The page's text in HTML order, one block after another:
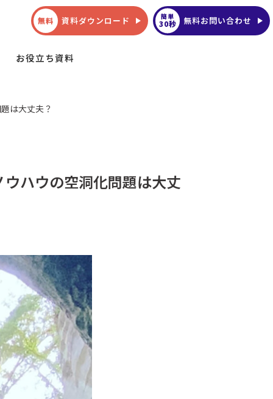
お役立ち資料
無料 資料ダウンロード 簡単
30秒 無料お問い合わせ
は大丈夫？
ハウの空洞化問題は大丈